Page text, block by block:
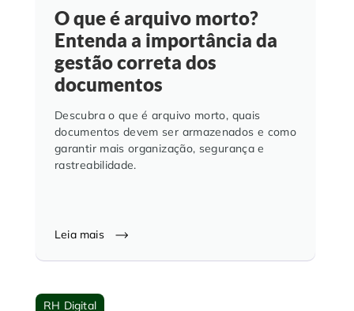
O que é arquivo morto?
Entenda a importância da
gestão correta dos
documentos
Descubra o que é arquivo morto, quais
documentos devem ser armazenados e como
garantir mais organização, segurança e
rastreabilidade.
Leia mais
RH Digital